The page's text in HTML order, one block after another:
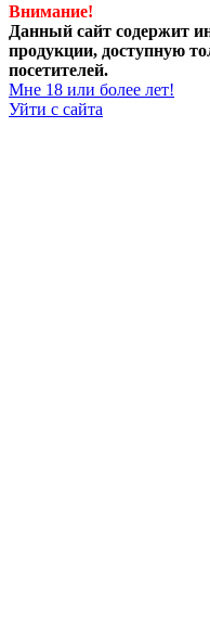
Внимание!
Данный сайт содержит
продукции, доступную
посетителей.
Мне 18 или более лет!
Уйти с сайта